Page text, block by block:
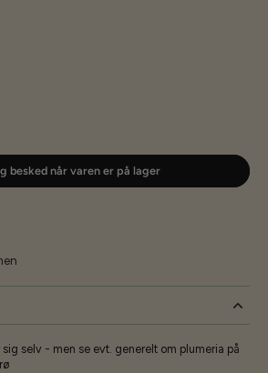
besked når varen er på lager
selv - men se evt. generelt om plumeria på